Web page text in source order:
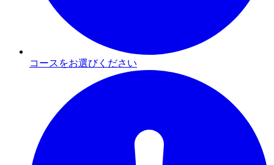
コースをお選びください